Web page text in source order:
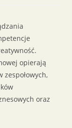
opierają
oraz